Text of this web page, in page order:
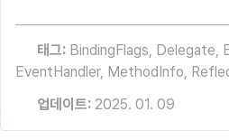
태그: BindingFlags Delegate
EventHandler, MethodInfo
업데이트: 2025. 01. 09